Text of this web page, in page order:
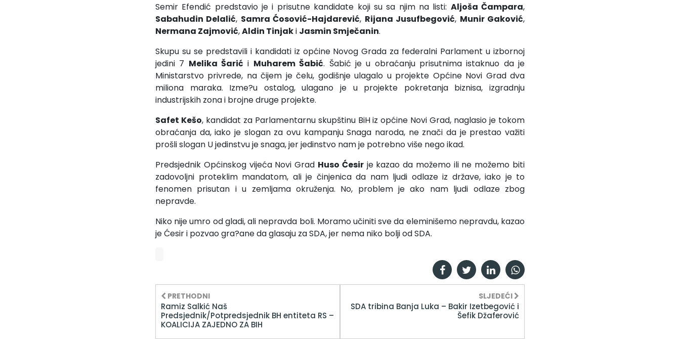
Semir Efendić predstavio je i prisutne kandidate koji su sa njim na listi: Aljoša Čampara,
Sabahudin Delalić, Samra Ćosović-Hajdarević, Rijana Jusufbegović, Munir Gaković,
Nermana Zajmović,Aldin Tinjaki Jasmin Smječanin.
Skupu su se predstavili i kandidati iz općine Novog Grada za federalni Parlament u izbornoj
jedini 7 Melika Šarić i Muharem Šabić. Šabić je u obraćanju prisutnima istaknuo da je
Ministarstvo privrede, na čijem je čelu, godišnje ulagalo u projekte Općine Novi Grad dva
miliona maraka. Izme?u ostalog, ulagano je u projekte pokretanja biznisa, izgradnju
industrijskih zona i brojne druge projekte.
Safet Kešo, kandidat za Parlamentarnu skupštinu BiH iz općine Novi Grad, naglasio je tokom
obraćanja da, iako je slogan za ovu kampanju Snaga naroda, ne znači da je prestao važiti
prošli slogan U jedinstvu je snaga, jer jedinstvo nam je potrebno više nego ikad.
Predsjednik Općinskog vijeća Novi Grad Huso Ćesirje kazao da možemo ili ne možemo biti
zadovoljni proteklim mandatom, ali je činjenica da nam ljudi odlaze iz države, iako je to
fenomen prisutan i u zemljama okruženja. No, problem je ako nam ljudi odlaze zbog
nepravde.
Niko nije umro od gladi, ali nepravda boli. Moramo učiniti sve da eleminišemo nepravdu, kazao
je Ćesir i pozvao gra?ane da glasaju za SDA, jer nema niko bolji od SDA.
PRETHODNI
Ramiz Salkić Naš
Predsjednik/Potpredsjednik BH entiteta RS –
KOALICIJA ZAJEDNO ZA BIH
SLJEDEĆI
SDA tribina Banja Luka – Bakir Izetbegović i
Šefik Džaferović